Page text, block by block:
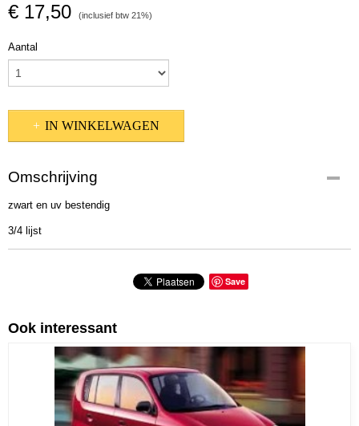
€ 17,50 (inclusief btw 21%)
Aantal
IN WINKELWAGEN
Omschrijving
zwart en uv bestendig
3/4 lijst
Save
Ook interessant